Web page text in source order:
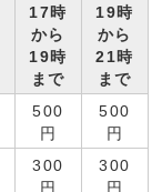
17時
から
19時
まで
19時
から
21時
まで
500
円
500
円
300
円
300
円